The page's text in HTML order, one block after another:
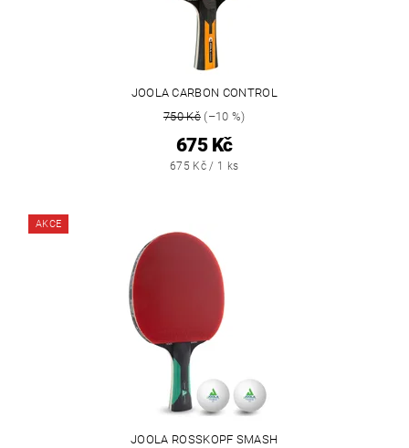
JOOLA CARBON CONTROL
750 Kč(–10 %)
675 Kč
675 Kč / 1 ks
AKCE
JOOLA ROSSKOPF SMASH